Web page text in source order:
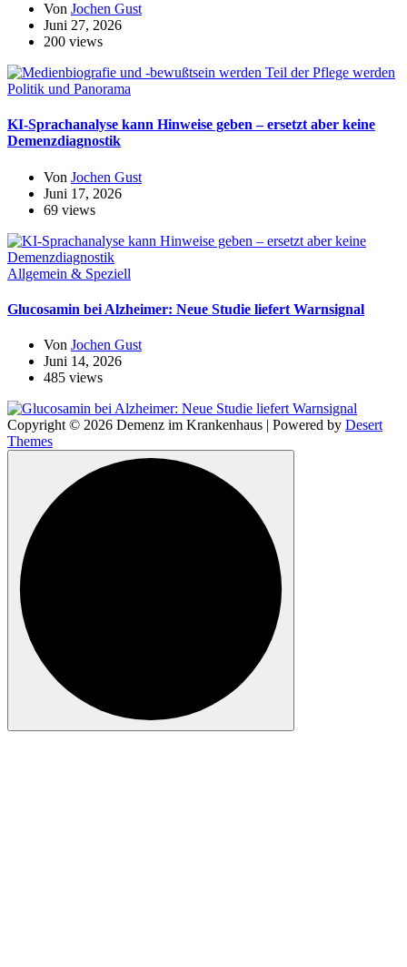
Von Jochen Gust
Juni 27, 2026
200 views
Politik und Panorama
KI-Sprachanalyse kann Hinweise geben – ersetzt aber keine
Demenzdiagnostik
Von Jochen Gust
Juni 17, 2026
69 views
Allgemein & Speziell
Glucosamin bei Alzheimer: Neue Studie liefert Warnsignal
Von Jochen Gust
Juni 14, 2026
485 views
Copyright © 2026 Demenz im Krankenhaus | Powered by Desert
Themes